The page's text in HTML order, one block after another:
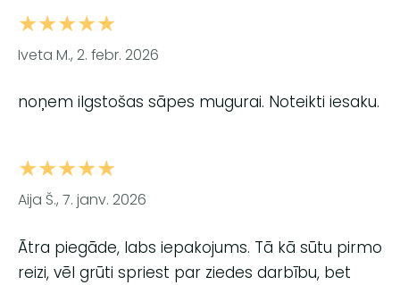
★★★★★
Iveta M., 2. febr. 2026
noņem ilgstošas sāpes mugurai. Noteikti iesaku.
★★★★★
Aija Š., 7. janv. 2026
Ātra piegāde, labs iepakojums. Tā kā sūtu pirmo
reizi, vēl grūti spriest par ziedes darbību, bet